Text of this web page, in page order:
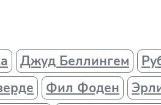
Джуд Беллингем
Фил Фоден